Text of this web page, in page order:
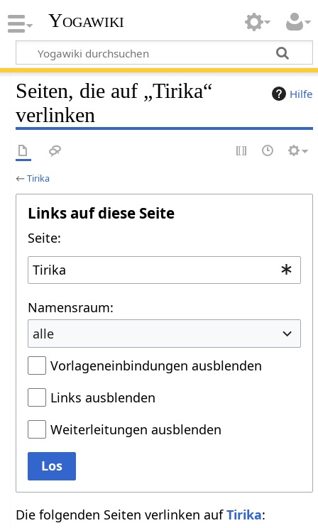
Yogawiki
Hilfe
Seiten, die auf „Tirika“
verlinken
←Tirika
Links auf diese Seite
Seite:
Namensraum:
alle
Vorlageneinbindungen ausblenden
Links ausblenden
Weiterleitungen ausblenden
Los
Die folgenden Seiten verlinken aufTirika: